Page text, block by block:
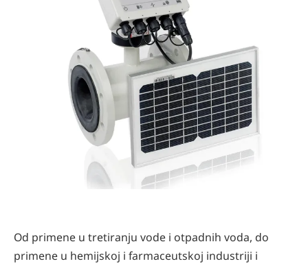
Od primene u tretiranju vode i otpadnih voda, do
primene u hemijskoj i farmaceutskoj industriji i